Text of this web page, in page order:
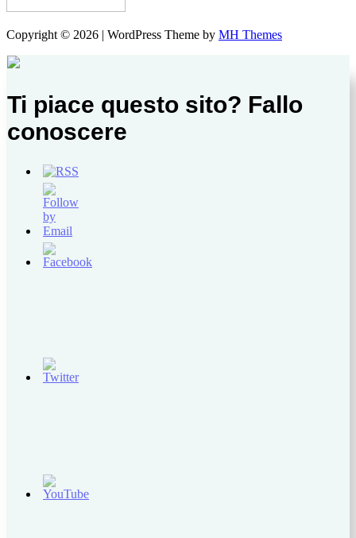
Copyright © 2026 | WordPress Theme by MH Themes
Ti piace questo sito? Fallo
conoscere